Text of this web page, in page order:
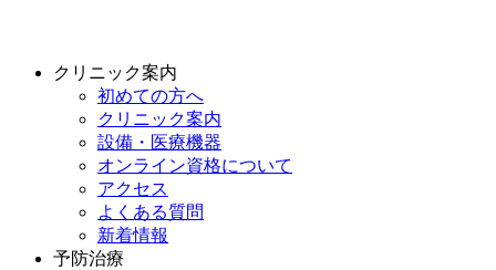
クリニック案内
初めての方へ
クリニック案内
設備・医療機器
オンライン資格について
アクセス
よくある質問
新着情報
予防治療